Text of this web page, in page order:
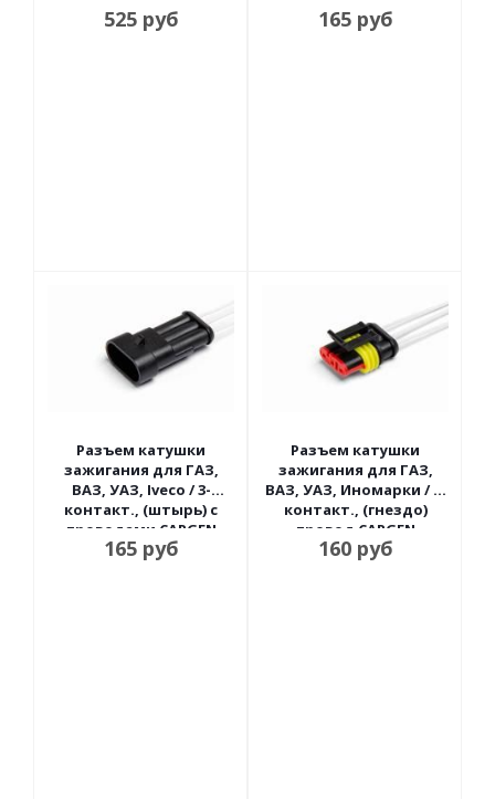
525руб
проводами CARGEN
165руб
Разъем катушки
зажигания для ГАЗ,
ВАЗ, УАЗ, Iveco / 3-
контакт., (штырь) с
проводами CARGEN
165руб
Разъем катушки
зажигания для ГАЗ,
ВАЗ, УАЗ, Иномарки / 3-
контакт., (гнездо)
провод CARGEN
160руб